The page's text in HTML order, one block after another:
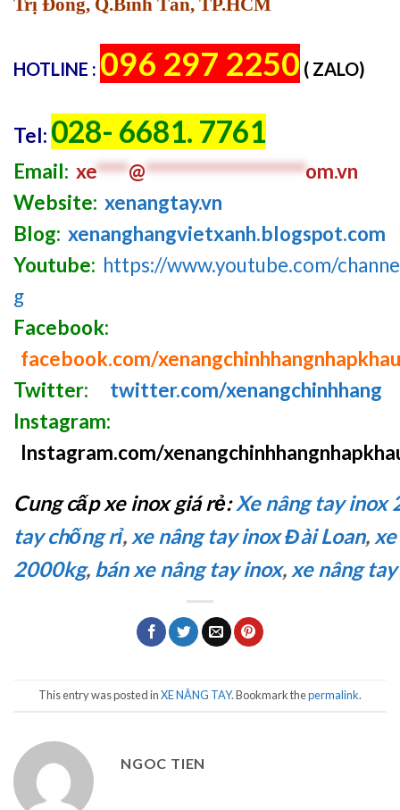
Trị Đông, Q.Bình Tân, TP.HCM
HOTLINE : 096 297 2250 ( ZALO)
Tel: 028- 6681. 7761
Email: xe****@********************om.vn
Website: xenangtay.vn
Blog: xenanghangvietxanh.blogspot.com
Youtube: https://www.youtube.com/
g
Facebook:
facebook.com/xenangchinhhangnhapkhau
Twitter:
twitter.com/xenangchinhhang
Instagram:
Instagram.com/
Cung cấp xe inox giá rẻ: Xe nâng tay inox
tay chống rỉ, xe nâng tay inox Đài Loan,
2000kg, bán xe nâng tay inox, xe nâng
This entry was posted inXE NÂNG TAY. Bookmark thepermalink.
NGOC TIEN